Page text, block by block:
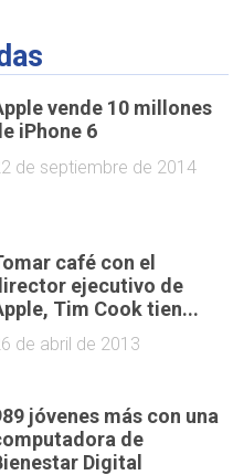
vende 10 millones
iPhone 6
de septiembre de 2014
café con el
ejecutivo de
Tim Cook tien...
de abril de 2013
jóvenes más con una
de
Digital